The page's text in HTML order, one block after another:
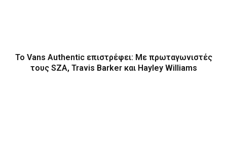
Το Vans Authentic επιστρέφει: Με πρωταγωνιστές
τους SZA, Travis Barker και Hayley Williams